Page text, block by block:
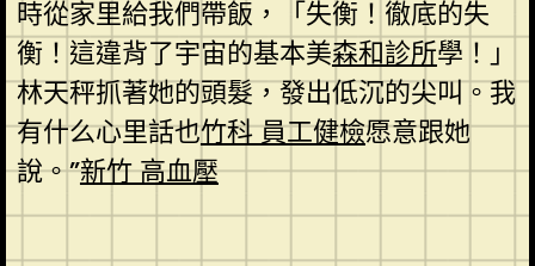
時從家里給我們帶飯，「失衡！徹底的失
衡！這違背了宇宙的基本美森和診所學！」
林天秤抓著她的頭髮，發出低沉的尖叫。我
有什么心里話也竹科 員工健檢愿意跟她
說。”新竹 高血壓